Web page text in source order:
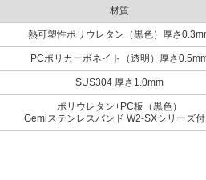
材質
熱可塑性ポリウレタン（黒色）厚さ
PCポリカーボネイト（透明）厚さ
SUS304 厚さ1.0mm
ポリウレタン+PC板（黒色）
Gemiステンレスバンド W2-SXシリーズ